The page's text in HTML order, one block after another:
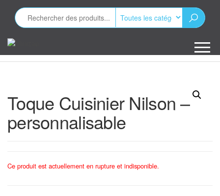
contenu
publicitaires
Toque Cuisinier Nilson –
personnalisable
Ce produit est actuellement en rupture et indisponible.